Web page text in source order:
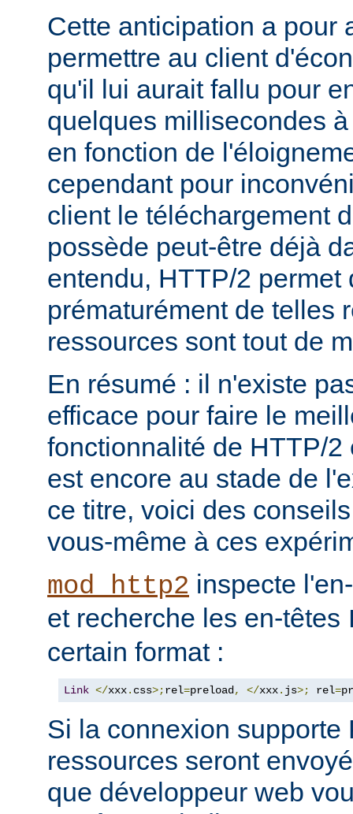
Cette anticipation a pour
permettre au client
qu'il lui aurait fallu pour
quelques millisecondes
en fonction de
cependant pour
client le téléchargement
possède peut-être déjà
entendu, HTTP/2 permet
prématurément de telles
ressources sont tout de
En résumé : il n'existe
efficace pour faire le
fonctionnalité de HTTP/2
est encore au stade de
ce titre, voici des
vous-même à ces
mod_http2 inspecte
et recherche les en-têtes
certain format :
Link </xxx. css>;rel=preload, </xxx. js>; rel=
Si la connexion supporte
ressources seront
que développeur web